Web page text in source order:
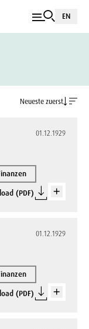
EN
Neueste zuerst
01.12.1929
(PDF)
01.12.1929
(PDF)